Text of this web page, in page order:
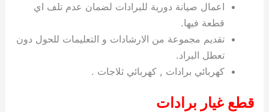
اعمال صيانة دورية للبرادات لضمان عدم تلف اي
قطعة فيها.
تقديم مجموعة من الارشادات و التعليمات للحول دون
تعطل البراد.
كهربائي برادات , كهربائي ثلاجات .
قطع غيار برادات